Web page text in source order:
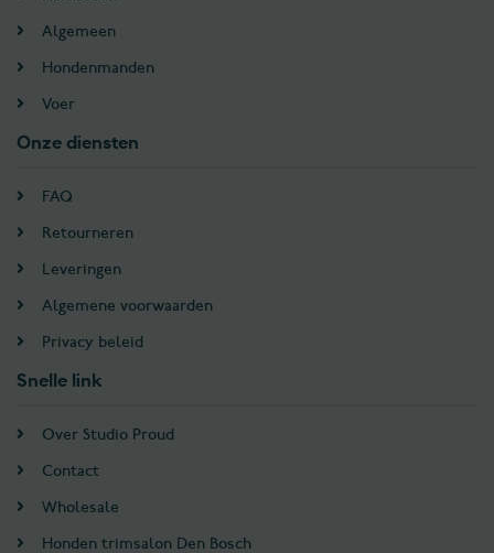
Algemeen
Hondenmanden
Voer
Onze diensten
FAQ
Retourneren
Leveringen
Algemene voorwaarden
Privacy beleid
Snelle link
Over Studio Proud
Contact
Wholesale
Honden trimsalon Den Bosch